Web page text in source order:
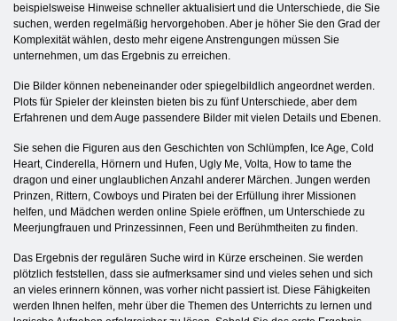
beispielsweise Hinweise schneller aktualisiert und die Unterschiede, die Sie
suchen, werden regelmäßig hervorgehoben. Aber je höher Sie den Grad der
Komplexität wählen, desto mehr eigene Anstrengungen müssen Sie
unternehmen, um das Ergebnis zu erreichen.
Die Bilder können nebeneinander oder spiegelbildlich angeordnet werden.
Plots für Spieler der kleinsten bieten bis zu fünf Unterschiede, aber dem
Erfahrenen und dem Auge passendere Bilder mit vielen Details und Ebenen.
Sie sehen die Figuren aus den Geschichten von Schlümpfen, Ice Age, Cold
Heart, Cinderella, Hörnern und Hufen, Ugly Me, Volta, How to tame the
dragon und einer unglaublichen Anzahl anderer Märchen. Jungen werden
Prinzen, Rittern, Cowboys und Piraten bei der Erfüllung ihrer Missionen
helfen, und Mädchen werden online Spiele eröffnen, um Unterschiede zu
Meerjungfrauen und Prinzessinnen, Feen und Berühmtheiten zu finden.
Das Ergebnis der regulären Suche wird in Kürze erscheinen. Sie werden
plötzlich feststellen, dass sie aufmerksamer sind und vieles sehen und sich
an vieles erinnern können, was vorher nicht passiert ist. Diese Fähigkeiten
werden Ihnen helfen, mehr über die Themen des Unterrichts zu lernen und